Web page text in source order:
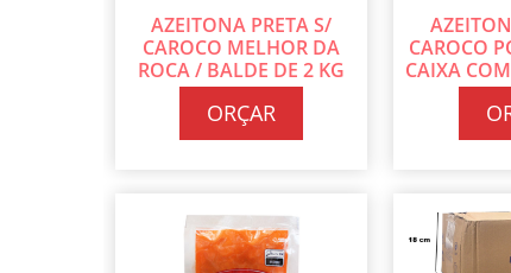
AZEITONA PRETA S/
CAROCO MELHOR DA
ROCA / BALDE DE 2 KG
CADA
ORÇAR
CAROCO
CAIXA